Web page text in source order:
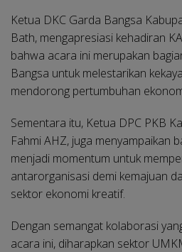
Ketua DKC Garda Bangsa
Bath, mengapresiasi kehadiran
bahwa acara ini merupakan
Bangsa untuk melestarikan
mendorong pertumbuhan
Sementara itu, Ketua DPC PKB
Fahmi AHZ, juga menyampaikan
menjadi momentum untuk
antarorganisasi demi kemajuan
sektor ekonomi kreatif.
Dengan semangat kolaborasi
acara ini, diharapkan sektor